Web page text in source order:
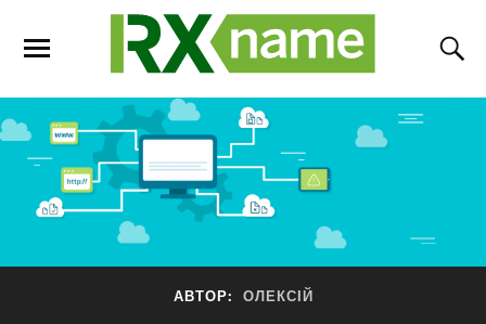
АВТОР: ОЛЕКСІЙ